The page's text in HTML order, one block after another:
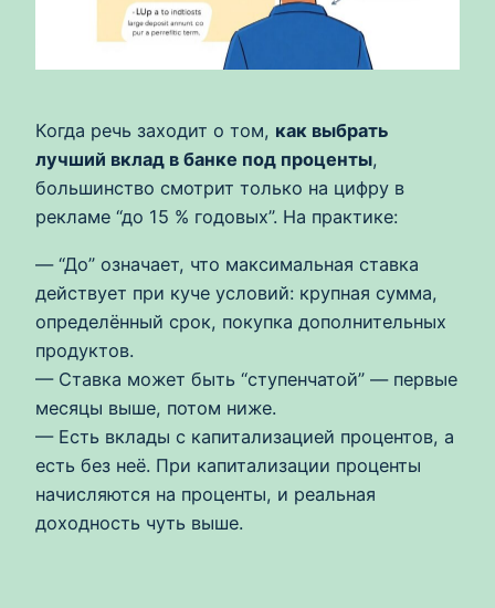
Когда речь заходит о том, как выбрать
лучший вклад в банке под проценты,
большинство смотрит только на цифру в
рекламе “до 15 % годовых”. На практике:
— “До” означает, что максимальная ставка
действует при куче условий: крупная сумма,
определённый срок, покупка дополнительных
продуктов.
— Ставка может быть “ступенчатой” — первые
месяцы выше, потом ниже.
— Есть вклады с капитализацией процентов, а
есть без неё. При капитализации проценты
начисляются на проценты, и реальная
доходность чуть выше.